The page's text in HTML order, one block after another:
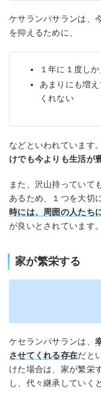
ケサランパサランは、
を抑えるために、
１年に１度し
あまりにも増
くれない
などといわれています
けでも今よりも生活が
また、沢山持っていて
あるため、１つを大切
時には、周囲の人たち
が良いとされています。
家が繁栄する
ケセランパサランは、
させてくれる存在だと
けた場合は、家が繁栄
し、代々継承していく